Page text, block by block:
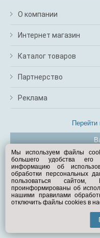
О компании
Интернет магазин
Каталог товаров
Партнерство
Реклама
©
Мы используем файлы
большего удобства его
информацию об
обработки персональных
пользоваться
проинформированы об
нашими правилами
отключить файлы cookies в